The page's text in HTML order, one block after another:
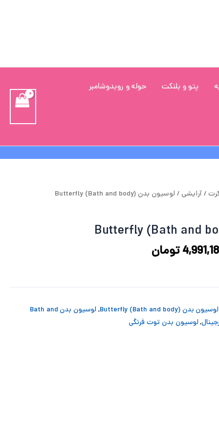
پتو و بلنکت حوله و روبدوشامبر
/آرایشی / لوسیون بدن (Bath and body) Butterfly
تومان
قیمت
است.
لوسیون بدن (Bath and body) Butterfly ,
لوسیون بدن Bath and
,لوسیون بدن توت فرنگی